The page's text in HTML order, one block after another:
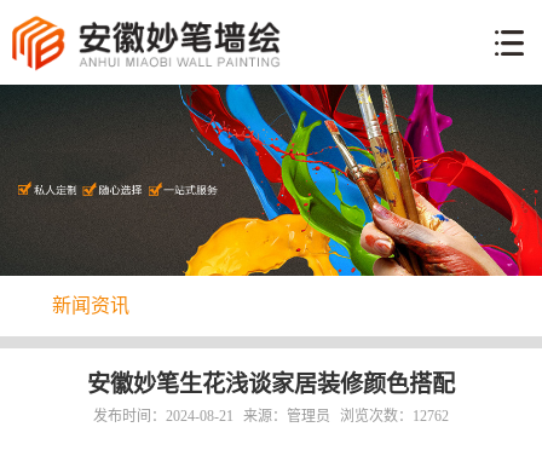
网
站
艺
资
新闻资讯
安徽妙笔生花浅谈家居装修颜色搭配
发布时间：2024-08-21 来源：管理员 浏览次数：12762